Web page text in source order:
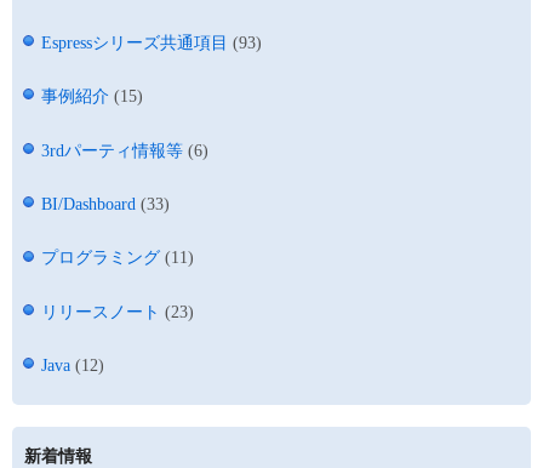
Espressシリーズ共通項目 (93)
事例紹介 (15)
3rdパーティ情報等 (6)
BI/Dashboard (33)
プログラミング (11)
リリースノート (23)
Java (12)
新着情報